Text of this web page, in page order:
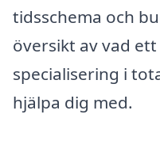
tidsschema och
översikt av vad
specialisering i
hjälpa dig med.